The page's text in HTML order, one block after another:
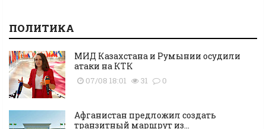
ПОЛИТИКА
МИД Казахстана и Румынии осудили
атаки на КТК
07/08 18:01 31 0
Афганистан предложил создать
транзитный маршрут из...